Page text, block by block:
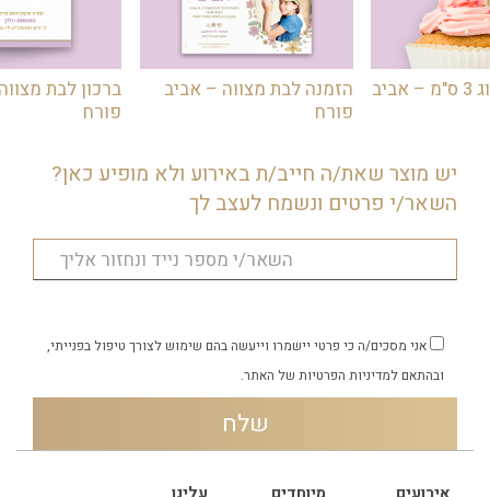
מדבקות מיתוג 3 ס"מ – אביב
הזמנה לבת מצווה – אביב
פורח
ברכון לבת
פורח
יש מוצר שאת/ה חייב/ת באירוע ולא מופיע כאן?
השאר/י פרטים ונשמח לעצב לך
אני מסכים/ה כי פרטי יישמרו וייעשה בהם שימוש לצורך טיפול בפנייתי,
ובהתאם למדיניות הפרטיות של האתר.